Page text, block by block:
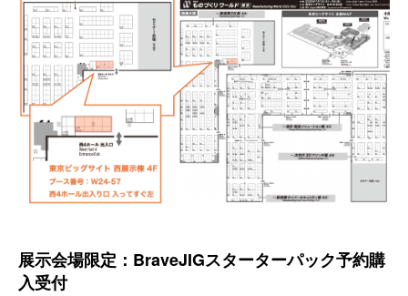
展示会場限定：BraveJIGスターターパック予約購
入受付